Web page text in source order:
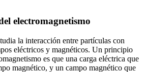
electromagnetismo
la interacción entre partículas con
eléctricos y magnéticos. Un principio
es que una carga eléctrica que
magnético, y un campo magnético que